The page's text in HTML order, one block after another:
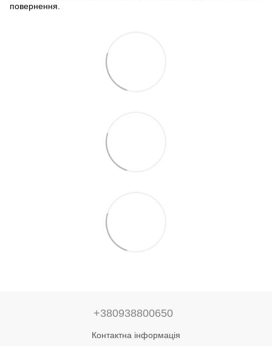
повернення.
+380938800650
Контактна інформація